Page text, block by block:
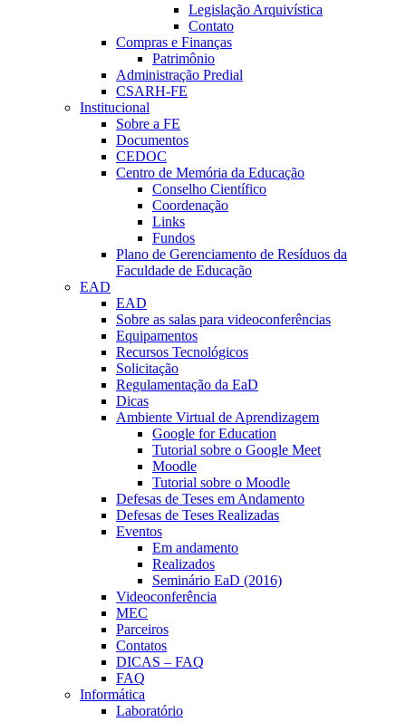
Legislação Arquivística
Contato
Compras e Finanças
Patrimônio
Administração Predial
CSARH-FE
Institucional
Sobre a FE
Documentos
CEDOC
Centro de Memória da Educação
Conselho Científico
Coordenação
Links
Fundos
Plano de Gerenciamento de Resíduos da
Faculdade de Educação
EAD
EAD
Sobre as salas para videoconferências
Equipamentos
Recursos Tecnológicos
Solicitação
Regulamentação da EaD
Dicas
Ambiente Virtual de Aprendizagem
Google for Education
Tutorial sobre o Google Meet
Moodle
Tutorial sobre o Moodle
Defesas de Teses em Andamento
Defesas de Teses Realizadas
Eventos
Em andamento
Realizados
Seminário EaD (2016)
Videoconferência
MEC
Parceiros
Contatos
DICAS – FAQ
FAQ
Informática
Laboratório